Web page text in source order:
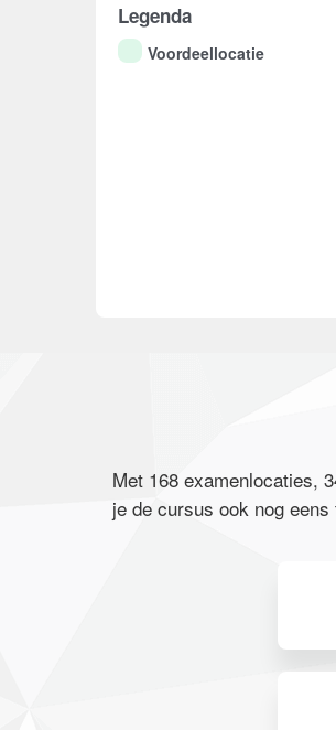
Legenda
Voordeellocatie
Met 168 examenlocaties,
je de cursus ook nog